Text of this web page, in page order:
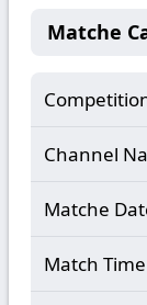
Channel
Matche
Match Time